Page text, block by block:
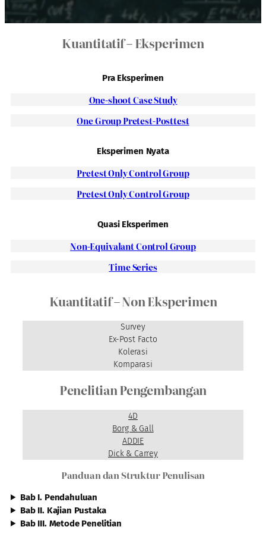
Kuantitatif – Eksperimen
Pra Eksperimen
One-shoot Case Study
One Group Pretest-Posttest
Eksperimen Nyata
Pretest Only Control Group
Pretest Only Control Group
Quasi Eksperimen
Non-Equivalant Control Group
Time Series
Kuantitatif – Non Eksperimen
Survey
Ex-Post Facto
Kolerasi
Komparasi
Penelitian Pengembangan
4D
Borg & Gall
ADDIE
Dick & Carrey
Panduan dan Struktur Penulisan
Bab I. Pendahuluan
Bab II. Kajian Pustaka
Bab III. Metode Penelitian